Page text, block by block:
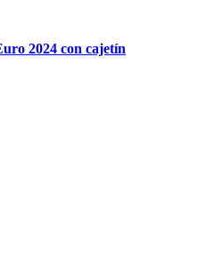
2024 con cajetín